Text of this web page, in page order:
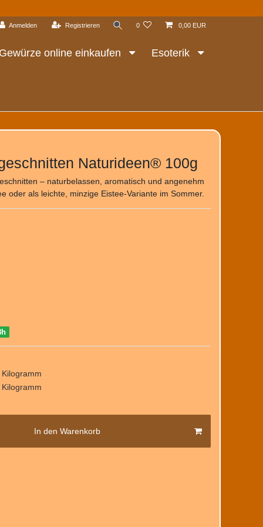
Anmelden Registrieren 0 0,00 EUR
Gewürze online einkaufen Esoterik
Naturideen® 100g
– naturbelassen, aromatisch und angenehm
oder als leichte, minzige Eistee‑Variante im Sommer.
In den Warenkorb